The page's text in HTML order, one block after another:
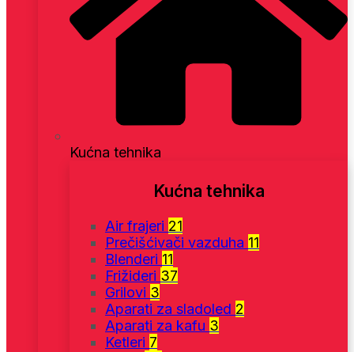
Kućna tehnika
Kućna tehnika
Air frajeri 21
Prečišćivači vazduha 11
Blenderi 11
Frižideri 37
Grilovi 3
Aparati za sladoled 2
Aparati za kafu 3
Ketleri 7